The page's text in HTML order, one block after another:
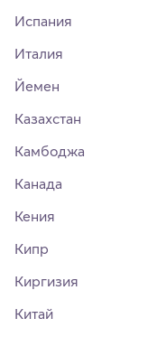
Испания
Италия
Йемен
Казахстан
Камбоджа
Канада
Кения
Кипр
Киргизия
Китай